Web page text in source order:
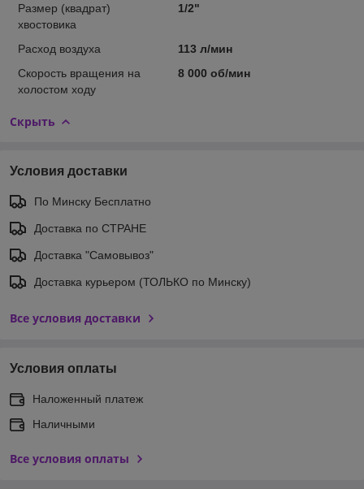
Размер (квадрат)
хвостовика
1/2"
Расход воздуха
113 л/мин
Скорость вращения на
холостом ходу
8 000 об/мин
Скрыть
Условия доставки
По Минску Бесплатно
Доставка по СТРАНЕ
Доставка "Самовывоз"
Доставка курьером (ТОЛЬКО по Минску)
Все условия доставки
Условия оплаты
Наложенный платеж
Наличными
Все условия оплаты